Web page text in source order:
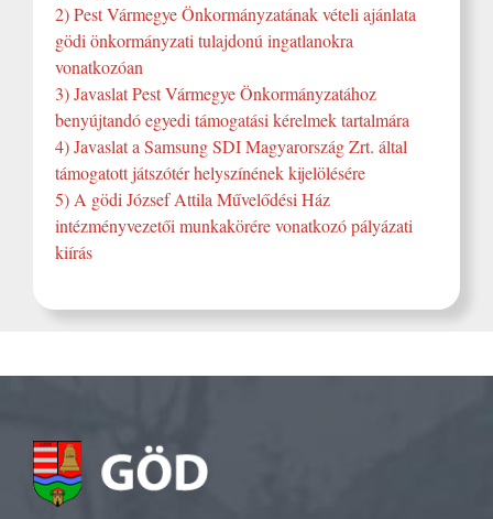
2) Pest Vármegye Önkormányzatának vételi ajánlata
gödi önkormányzati tulajdonú ingatlanokra
vonatkozóan
3) Javaslat Pest Vármegye Önkormányzatához
benyújtandó egyedi támogatási kérelmek tartalmára
4) Javaslat a Samsung SDI Magyarország Zrt. által
támogatott játszótér helyszínének kijelölésére
5) A gödi József Attila Művelődési Ház
intézményvezetői munkakörére vonatkozó pályázati
kiírás